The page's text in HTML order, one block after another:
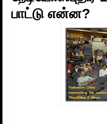
பாட்டு என்ன?